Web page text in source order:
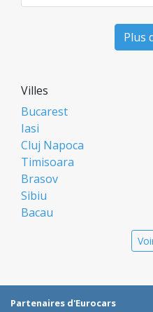
Plus
Villes
Bucarest
Iasi
Cluj Napoca
Timisoara
Brasov
Sibiu
Bacau
Galati
Partenaires d'Eurocars